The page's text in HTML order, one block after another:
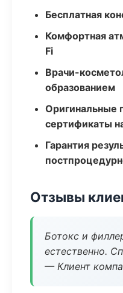
Бесплатная
Комфортная
Fi
Врачи-
образованием
Оригинальные
сертификаты
Гарантия
Отзывы
Ботокс и
естественно.
— Клиент